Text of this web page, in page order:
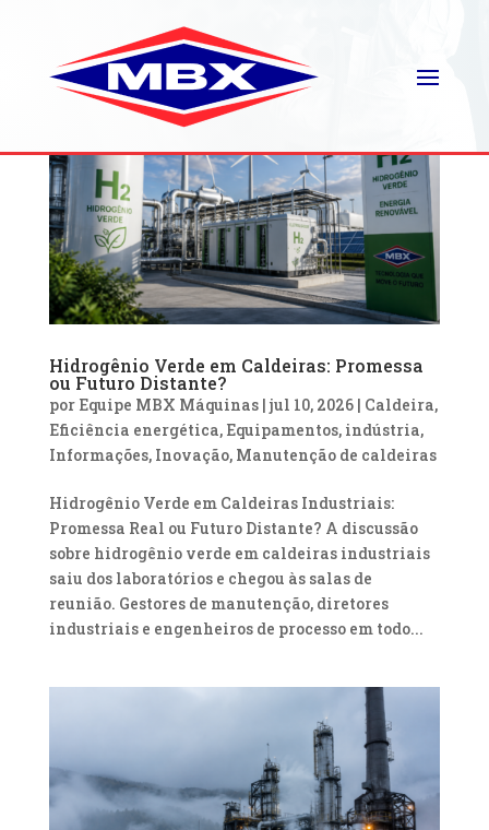
Hidrogênio Verde em Caldeiras: Promessa
ou Futuro Distante?
por Equipe MBX Máquinas| jul 10, 2026| Caldeira,
Eficiência energética, Equipamentos, indústria,
Informações, Inovação, Manutenção de caldeiras
Hidrogênio Verde em Caldeiras Industriais:
Promessa Real ou Futuro Distante? A discussão
sobre hidrogênio verde em caldeiras industriais
saiu dos laboratórios e chegou às salas de
reunião. Gestores de manutenção, diretores
industriais e engenheiros de processo em todo...